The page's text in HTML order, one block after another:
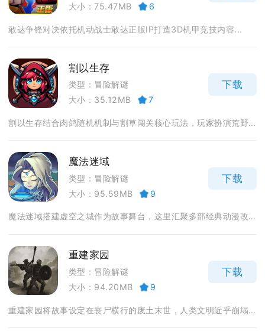
大小：75.47MB
6
敢达争锋对决依托机动战士敢达正版IP打造3D机甲竞技内容...
割以生存
类型：冒险解谜
大小：35.12MB
7
下载
割以生存结合肉鸽随机机制与割草闯关核心玩法，玩家扮演荒野...
魔法迷域
类型：冒险解谜
大小：95.59MB
9
下载
魔法迷域搭建虚空之城作为故事舞台，这里汇聚多部经典动漫改...
重建家园
类型：冒险解谜
大小：94.20MB
9
下载
重建家园将故事设定在丧尸横行的废土末世，人类文明近乎崩塌...